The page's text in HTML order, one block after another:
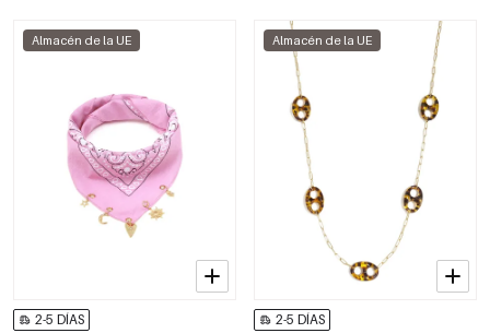
Almacén de la UE
2-5 DÍAS
Almacén de la UE
2-5 DÍAS